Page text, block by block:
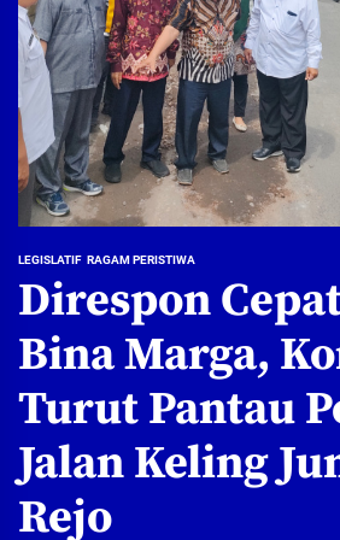
LEGISLATIF RAGAM PERISTIWA
Direspon
Bina Marga,
Turut Pantau
Jalan Keling
Rejo